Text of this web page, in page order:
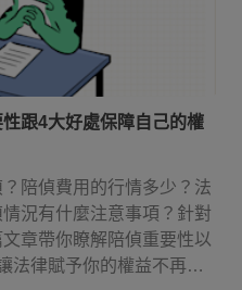
跟4大好處保障自己的權
陪偵費用的行情多少？法
況有什麼注意事項？針對
章帶你瞭解陪偵重要性以
法律賦予你的權益不再睡